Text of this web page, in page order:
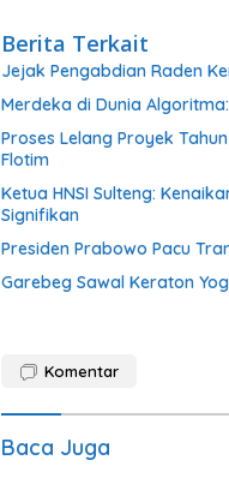
Berita Terkait
Jejak Pengabdian Raden
Merdeka di Dunia
Proses Lelang Proyek
Flotim
Ketua HNSI Sulteng:
Signifikan
Presiden Prabowo Pacu
Garebeg Sawal Keraton
Komentar
Baca Juga